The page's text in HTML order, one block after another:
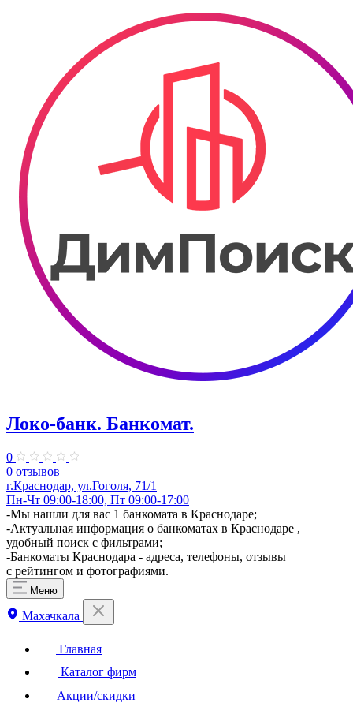
Локо-банк. Банкомат.
0
0 отзывов
г.Краснодар, ул.Гоголя, 71/1
Пн-Чт 09:00-18:00, Пт 09:00-17:00
-Мы нашли для вас 1 банкомата в Краснодаре;
-Актуальная информация о банкоматах в Краснодаре ,
удобный поиск с фильтрами;
-Банкоматы Краснодара - адреса, телефоны, отзывы
с рейтингом и фотографиями.
Меню
Махачкала
Главная
Каталог фирм
Акции/скидки